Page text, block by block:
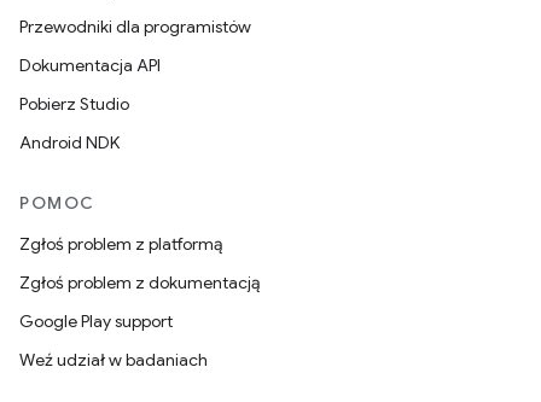
Przewodniki dla programistów
Dokumentacja API
Pobierz Studio
Android NDK
POMOC
Zgłoś problem z platformą
Zgłoś problem z dokumentacją
Google Play support
Weź udział w badaniach